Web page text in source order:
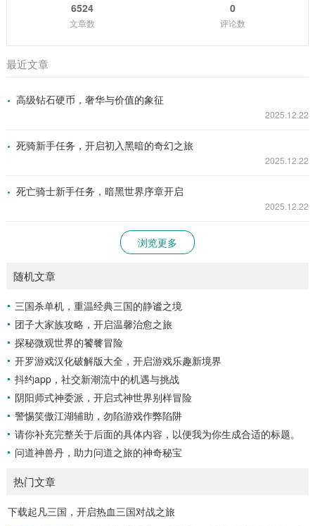
6524
文章数
0
评论数
最近文章
高级钻石硬币，奢华与价值的象征
2025.12.22
死骑新手任务，开启初入黑暗的奇幻之旅
2025.12.22
死亡骑士新手任务，暗黑世界序章开启
2025.12.22
浏览更多
随机文章
三国杀单机，重温经典三国的静谧之境
团子大家族攻略，开启温馨治愈之旅
探秘微观世界的饕餮冒险
开罗游戏汉化破解版大全，开启游戏乐趣新境界
抖约app，社交新潮流中的机遇与挑战
阴阳师式神委派，开启式神世界别样冒险
警惕笑傲江湖辅助，勿陷游戏作弊陷阱
请你补充完整关于后面的具体内容，以便我为你生成合适的标题。
问道神兽丹，助力问道之旅的神奇秘宝
热门文章
下载起凡三国，开启热血三国对战之旅